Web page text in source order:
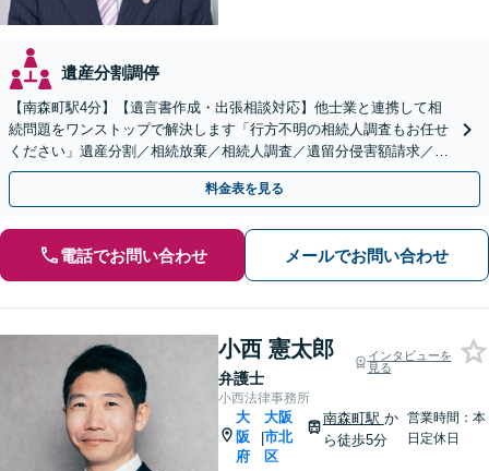
遺産分割調停
【南森町駅4分】【遺言書作成・出張相談対応】他士業と連携して相
続問題をワンストップで解決します「行方不明の相続人調査もお任せ
ください」遺産分割／相続放棄／相続人調査／遺留分侵害額請求／登
記など【休日・夜間面談可】【分割払い対応】
料金表を見る
電話でお問い合わせ メールでお問い合わせ
小西 憲太郎
弁護士
インタビューを
見る
小西法律事務所
大
阪
府
|
大阪
市北
区
南森町駅 か
ら徒歩5分
営業時間：本
日定休日